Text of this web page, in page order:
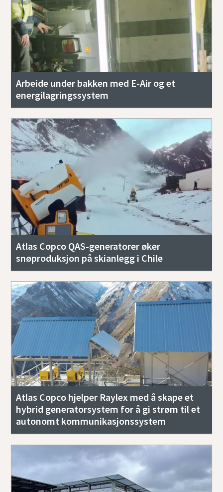
Arbeide under bakken med E-Air og et
energilagringssystem
Atlas Copco QAS-generatorer øker
snøproduksjon på skianlegg i Chile
Atlas Copco hjelper Raylex med å skape et
hybrid generatorsystem for å gi strøm til et
autonomt kommunikasjonssystem